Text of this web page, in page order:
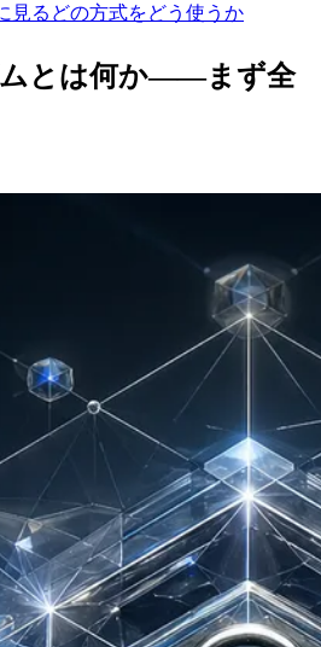
るどの方式をどう使うか
ムとは何か——まず全